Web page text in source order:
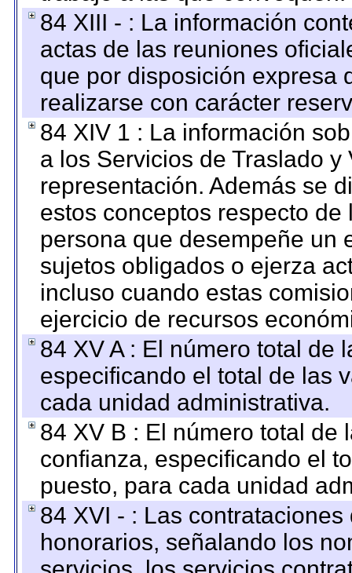
84 XIII - : La información
actas de las reuniones
que por disposición expresa
realizarse con carácter
84 XIV 1 : La información
a los Servicios de Traslado
representación. Además se
estos conceptos respecto
persona que desempeñe un
sujetos obligados o ejerza
incluso cuando estas
ejercicio de recursos
84 XV A : El número total de
especificando el total de las
cada unidad administrativa.
84 XV B : El número total de
confianza, especificando el
puesto, para cada unidad
84 XVI - : Las
honorarios, señalando los